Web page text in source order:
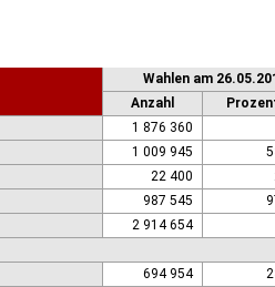
Wahlen am
Anzahl
1 876 360
1 009 945
22 400
987 545
2 914 654
694 954